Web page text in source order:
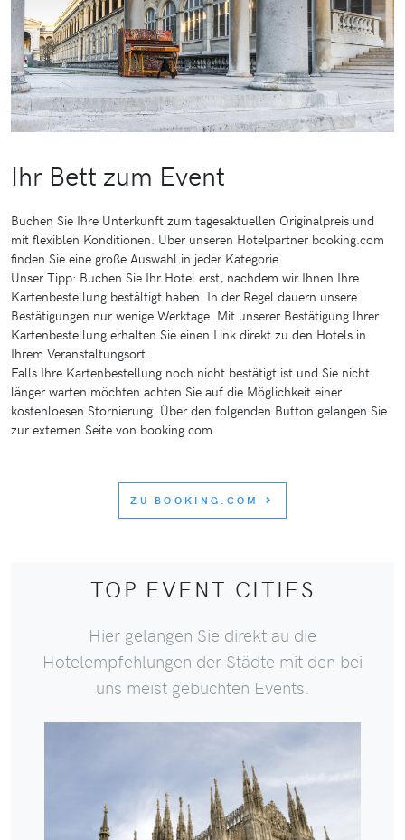
Ihr Bett zum Event
Buchen Sie Ihre Unterkunft zum tagesaktuellen Originalpreis und
mit flexiblen Konditionen. Über unseren Hotelpartner booking.com
finden Sie eine große Auswahl in jeder Kategorie.
Unser Tipp: Buchen Sie Ihr Hotel erst, nachdem wir Ihnen Ihre
Kartenbestellung bestältigt haben. In der Regel dauern unsere
Bestätigungen nur wenige Werktage. Mit unserer Bestätigung Ihrer
Kartenbestellung erhalten Sie einen Link direkt zu den Hotels in
Ihrem Veranstaltungsort.
Falls Ihre Kartenbestellung noch nicht bestätigt ist und Sie nicht
länger warten möchten achten Sie auf die Möglichkeit einer
kostenloesen Stornierung. Über den folgenden Button gelangen Sie
zur externen Seite von booking.com.
ZU BOOKING.COM
TOP EVENT CITIES
Hier gelangen Sie direkt au die
Hotelempfehlungen der Städte mit den bei
uns meist gebuchten Events.
HIER GEHT'S ZU DEN HOTELS